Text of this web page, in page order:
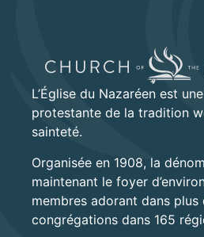
L’Église du Nazaréen est
protestante de la tradition
sainteté.
Organisée en 1908, la
maintenant le foyer
membres adorant dans
congrégations dans 165